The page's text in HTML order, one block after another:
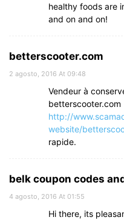
healthy foods are
and on and on!
betterscooter.com
2 agosto, 2016 At 09:48
Vendeur à
betterscooter.com
http://
website/
rapide.
belk coupon codes
4 agosto, 2016 At 01:55
Hi there, its